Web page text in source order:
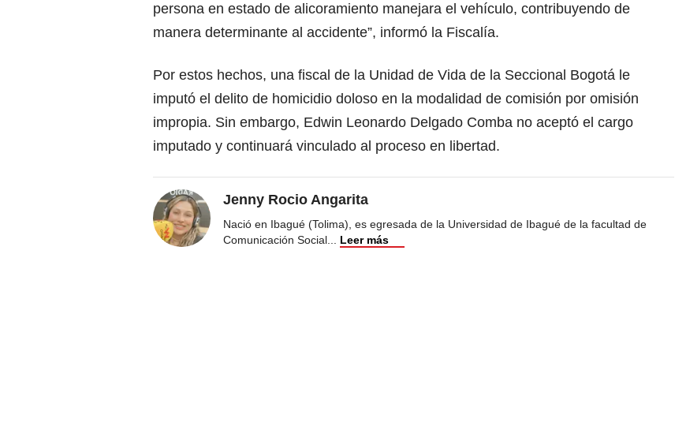
persona en estado de alicoramiento manejara el vehículo, contribuyendo de
manera determinante al accidente”, informó la Fiscalía.
Por estos hechos, una fiscal de la Unidad de Vida de la Seccional Bogotá le
imputó el delito de homicidio doloso en la modalidad de comisión por omisión
impropia. Sin embargo, Edwin Leonardo Delgado Comba no aceptó el cargo
imputado y continuará vinculado al proceso en libertad.
Jenny Rocio Angarita
Nació en Ibagué (Tolima), es egresada de la Universidad de Ibagué de la facultad de
Comunicación Social... Leer más